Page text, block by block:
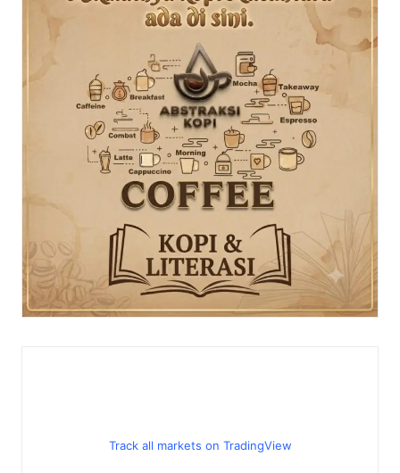
Track all markets on TradingView